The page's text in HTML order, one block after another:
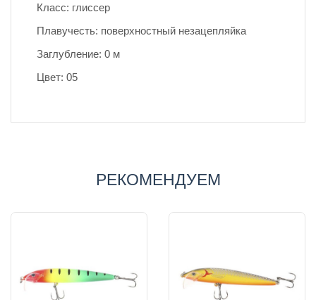
Класс: глиссер
Плавучесть: поверхностный незацепляйка
Заглубление: 0 м
Цвет: 05
РЕКОМЕНДУЕМ